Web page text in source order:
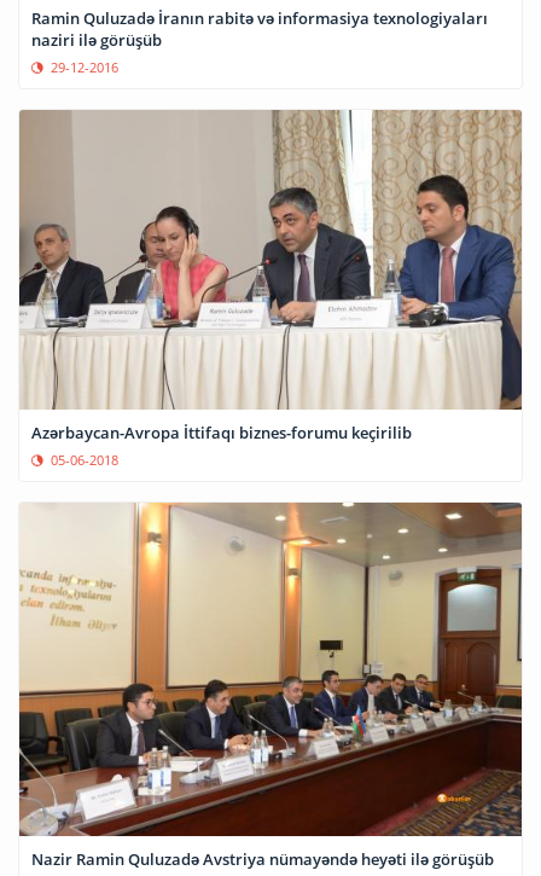
Ramin Quluzadə İranın rabitə və informasiya texnologiyaları
naziri ilə görüşüb
29-12-2016
Azərbaycan-Avropa İttifaqı biznes-forumu keçirilib
05-06-2018
Nazir Ramin Quluzadə Avstriya nümayəndə heyəti ilə görüşüb